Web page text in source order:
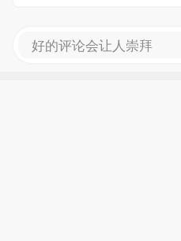
好的评论会让人崇拜